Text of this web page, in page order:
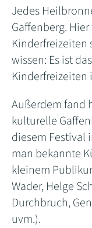
Jedes
Gaffenberg.
Kinderfreizeiten
wissen: Es ist
Kinderfreizeiten
Außerdem fand
kulturelle
diesem Festival
man bekannte
kleinem
Wader, Helge
Durchbruch,
uvm.).